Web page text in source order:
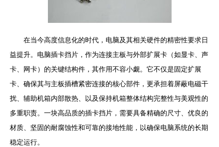
在当今高度信息化的时代，电脑及其相关硬件的精密性要求日
益提升。电脑插卡挡片，作为连接主板与外部扩展卡（如显卡、声
卡、网卡）的关键结构件，其作用不容小觑。它不仅是固定扩展
卡、确保其与主板插槽紧密连接的核心部件，更承担着屏蔽电磁干
扰、辅助机箱内部散热、以及保持机箱整体结构完整性与美观性的
多重职责。一块高品质的插卡挡片，需要具备精确的尺寸、优良的
材质、坚固的耐腐蚀性和可靠的接地性能，以确保电脑系统的长期
稳定运行。